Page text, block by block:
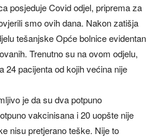
posjeduje Covid odjel, priprema za
smo ovih dana. Nakon zatišja
tešanjske Opće bolnice evidentan
Trenutno su na ovom odjelu,
24 pacijenta od kojih većina nije
je da su dva potpuno
vakcinisana i 20 uopšte nije
nisu pretjerano teške. Nije to